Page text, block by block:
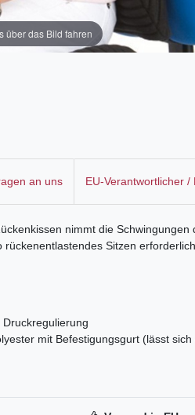
über das Bild fahren
an uns EU-Verantwortlicher /
nimmt die
Sitzen
mit Befestigungsgurt (lässt